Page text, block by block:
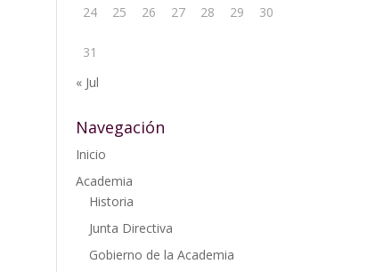
24 25 26 27 28 29 30
31
« Jul
Navegación
Inicio
Academia
Historia
Junta Directiva
Gobierno de la Academia